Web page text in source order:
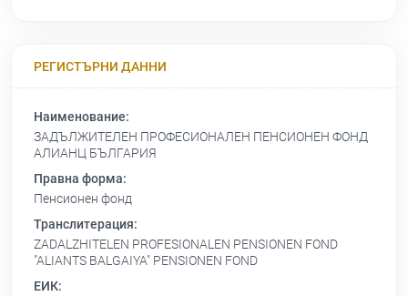
РЕГИСТЪРНИ ДАННИ
Наименование:
ЗАДЪЛЖИТЕЛЕН ПРОФЕСИОНАЛЕН ПЕНСИОНЕН ФОНД
АЛИАНЦ БЪЛГАРИЯ
Правна форма:
Пенсионен фонд
Транслитерация:
ZADALZHITELEN PROFESIONALEN PENSIONEN FOND
"ALIANTS BALGAIYA" PENSIONEN FOND
ЕИК: